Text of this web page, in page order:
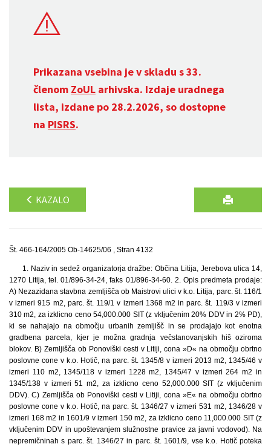
Prikazana vsebina je v skladu s 33.
členom ZoUL arhivska. Izdaje uradnega
lista, izdane po 28.2.2026, so dostopne
na PISRS.
KAZALO
Št. 466-164/2005 Ob-14625/06 , Stran 4132
1. Naziv in sedež organizatorja dražbe: Občina Litija, Jerebova ulica 14,
1270 Litija, tel. 01/896-34-24, faks 01/896-34-60. 2. Opis predmeta prodaje:
A) Nezazidana stavbna zemljišča ob Maistrovi ulici v k.o. Litija, parc. št. 116/1
v izmeri 915 m2, parc. št. 119/1 v izmeri 1368 m2 in parc. št. 119/3 v izmeri
310 m2, za izklicno ceno 54,000.000 SIT (z vključenim 20% DDV in 2% PD),
ki se nahajajo na območju urbanih zemljišč in se prodajajo kot enotna
gradbena parcela, kjer je možna gradnja večstanovanjskih hiš oziroma
blokov. B) Zemljišča ob Ponoviški cesti v Litiji, cona »D« na območju obrtno
poslovne cone v k.o. Hotič, na parc. št. 1345/8 v izmeri 2013 m2, 1345/46 v
izmeri 110 m2, 1345/118 v izmeri 1228 m2, 1345/47 v izmeri 264 m2 in
1345/138 v izmeri 51 m2, za izklicno ceno 52,000.000 SIT (z vključenim
DDV). C) Zemljišča ob Ponoviški cesti v Litiji, cona »E« na območju obrtno
poslovne cone v k.o. Hotič, na parc. št. 1346/27 v izmeri 531 m2, 1346/28 v
izmeri 168 m2 in 1601/9 v izmeri 150 m2, za izklicno ceno 11,000.000 SIT (z
vključenim DDV in upoštevanjem služnostne pravice za javni vodovod). Na
nepremičninah s parc. št. 1346/27 in parc. št. 1601/9, vse k.o. Hotič poteka